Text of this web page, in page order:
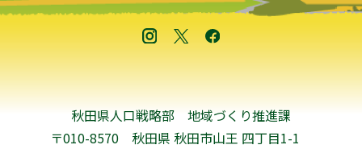
秋田県人口戦略部 地域づくり推進課
〒010-8570 秋田県 秋田市山王 四丁目1-1